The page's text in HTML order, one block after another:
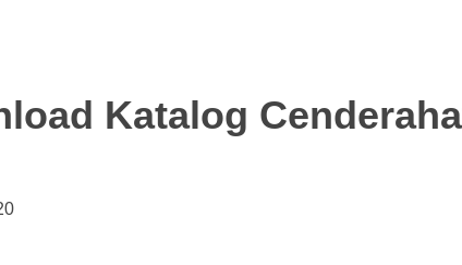
Katalog